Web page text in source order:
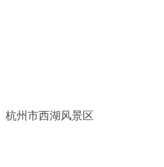
杭州市西湖风景区